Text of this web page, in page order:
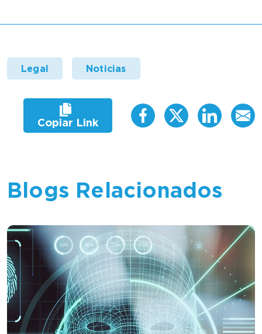
Legal Noticias
Copiar Link
Blogs Relacionados